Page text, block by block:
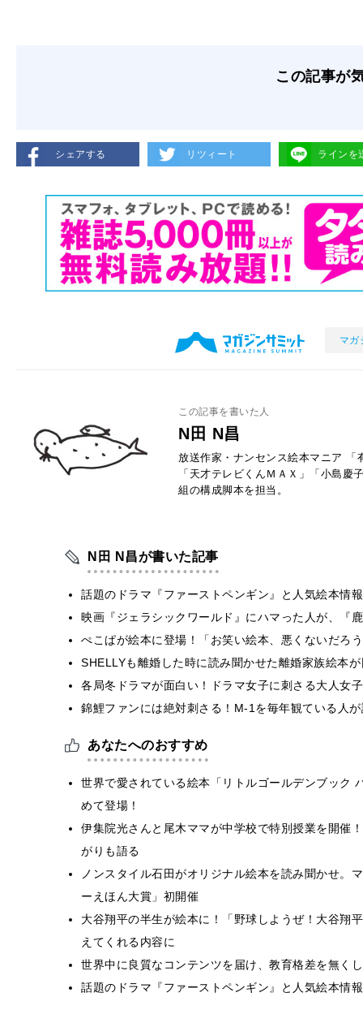
この記事が
シェアする リツィート ラインを
マガ
この記事を書いた人
N田 N昌
放送作家・ナンセンス絵本マニア 「
「天才テレビくんＭＡＸ」「小島
組の構成脚本を担当。
N田 N昌が書いた記事
話題のドラマ『ファーストペンギン』と人気絵本情
映画『ジェラシックワールド』にハマった人が、『
ぺこぱが絵本に登場！「お笑い絵本、悪くないだろ
SHELLYも離婚した時に読み聞かせた離婚家族絵本
各局冬ドラマが面白い！ドラマ女子に刺さる大人女
錦鯉ファンには絶対刺さる！M-1を毎年観ている人
あなたへのおすすめ
世界で愛されている絵本「リトルゴールデンブック
めて登場！
伊集院光さんと尾木ママが中学校で特別授業を開催
がりも語る
ノンスタイル石田がオリジナル絵本を読み聞かせ。
ーえほん大賞」初開催
大谷翔平の半生が絵本に！「野球しようぜ！大谷翔
えてくれる内容に
世界中に良質なコンテンツを届け、教育格差を無く
話題のドラマ『ファーストペンギン』と人気絵本情